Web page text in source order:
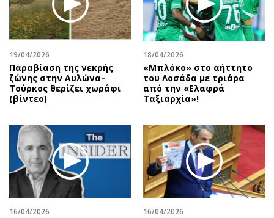
Ελλάδα
Κόσμος
Πολιτισμός
Σινεμά
Θέατρο-Χορός
Εικαστικά
Βιβλίο
Χειρόγραφα
Συνταγές
Έξοδος
Εκπομπές
Wine routes
Podcasts
Προσφορές
Προσωπικότητες στην ''Κ''
Επιστολές
19/04/2026
Παραβίαση της νεκρής
ζώνης στην Αυλώνα–
Τούρκος θερίζει χωράφι
(βίντεο)
18/04/2026
«Μπλόκο» στο αήττητο
του Λοσάδα με τριάρα
από την «Ελαφρά
Ταξιαρχία»!
16/04/2026 16/04/2026